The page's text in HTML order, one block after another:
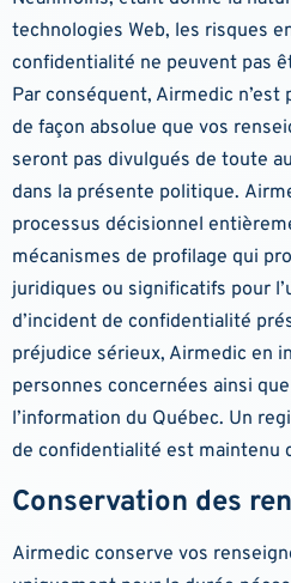
technologies Web, les risques
confidentialité ne peuvent pas
Par conséquent, Airmedic
de façon absolue que vos
seront pas divulgués de toute
dans la présente politique.
processus décisionnel
mécanismes de profilage qui
juridiques ou significatifs pour
d’incident de confidentialité
préjudice sérieux, Airmedic en
personnes concernées ainsi
l’information du Québec. Un
de confidentialité est maintenu
Conservation des
Airmedic conserve vos